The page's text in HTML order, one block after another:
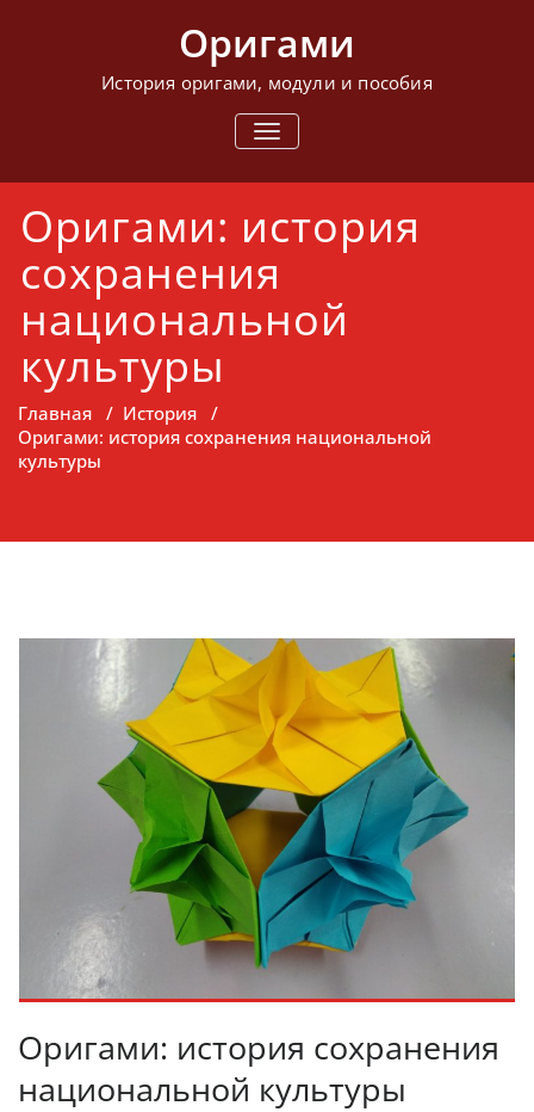
Оригами
История оригами, модули и пособия
ПОКАЗАТЬ/
СКРЫТЬ
Оригами: история
сохранения
национальной
культуры
Главная / История /
Оригами: история сохранения национальной
культуры
Оригами: история сохранения
национальной культуры